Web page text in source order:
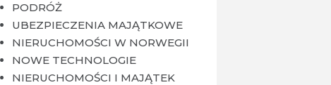
PODRÓŻ
UBEZPIECZENIA MAJĄTKOWE
NIERUCHOMOŚCI W NORWEGII
NOWE TECHNOLOGIE
NIERUCHOMOŚCI I MAJĄTEK